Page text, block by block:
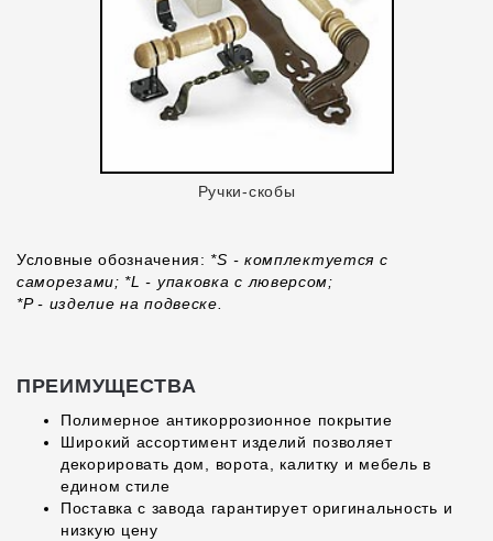
Ручки-скобы
Условные обозначения: *S - комплектуется с
саморезами; *L - упаковка с люверсом;
*P - изделие на подвеске.
ПРЕИМУЩЕСТВА
Полимерное антикоррозионное покрытие
Широкий ассортимент изделий позволяет
декорировать дом, ворота, калитку и мебель в
едином стиле
Поставка с завода гарантирует оригинальность и
низкую цену